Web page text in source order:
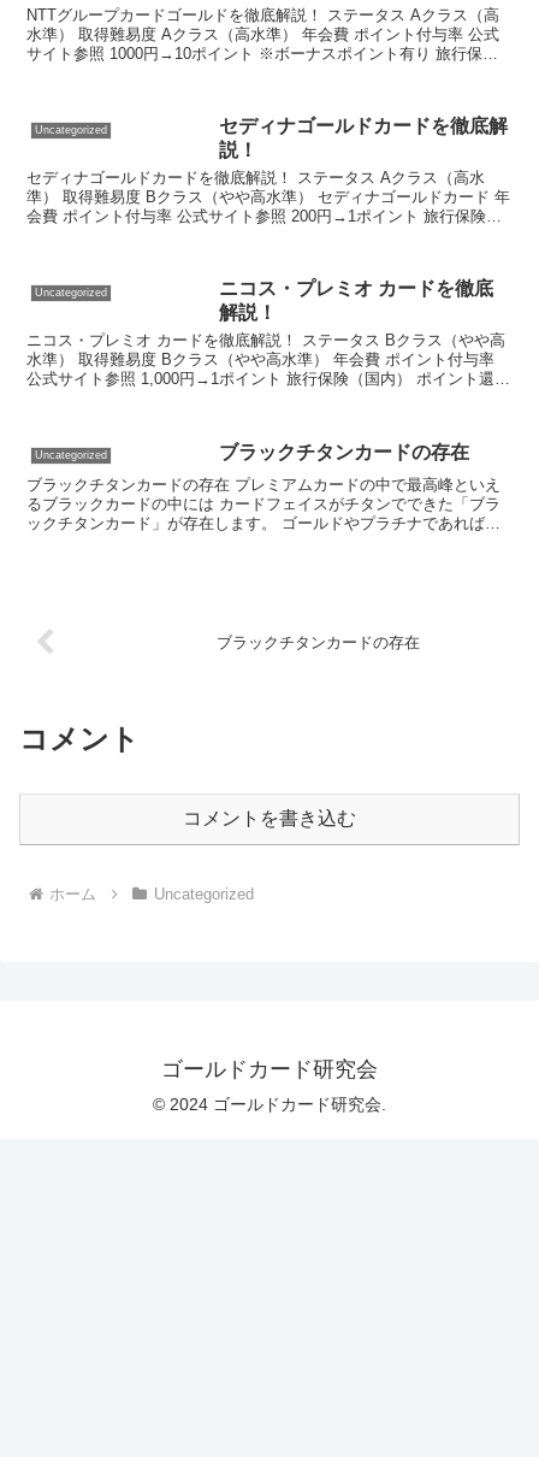
NTTグループカードゴールドを徹底解説！ ステータス Aクラス（高
水準） 取得難易度 Aクラス（高水準） 年会費 ポイント付与率 公式
サイト参照 1000円→10ポイント ※ボーナスポイント有り 旅行保険
Uncategorized
セディナゴールドカードを徹底解
説！
セディナゴールドカードを徹底解説！ ステータス Aクラス（高水
準） 取得難易度 Bクラス（やや高水準） セディナゴールドカード 年
会費 ポイント付与率 公式サイト参照 200円→1ポイント 旅行保険
Uncategorized
ニコス・プレミオ カードを徹底
解説！
ニコス・プレミオ カードを徹底解説！ ステータス Bクラス（やや高
水準） 取得難易度 Bクラス（やや高水準） 年会費 ポイント付与率
公式サイト参照 1,000円→1ポイント 旅行保険（国内） ポイント還元
Uncategorized ブラックチタンカードの存在
ブラックチタンカードの存在 プレミアムカードの中で最高峰といえ
るブラックカードの中には カードフェイスがチタンでできた「ブラ
ックチタンカード」が存在します。 ゴールドやプラチナであれば持
ブラックチタンカードの存在
コメント
コメントを書き込む
ホーム Uncategorized
ゴールドカード研究会
© 2024 ゴールドカード研究会.